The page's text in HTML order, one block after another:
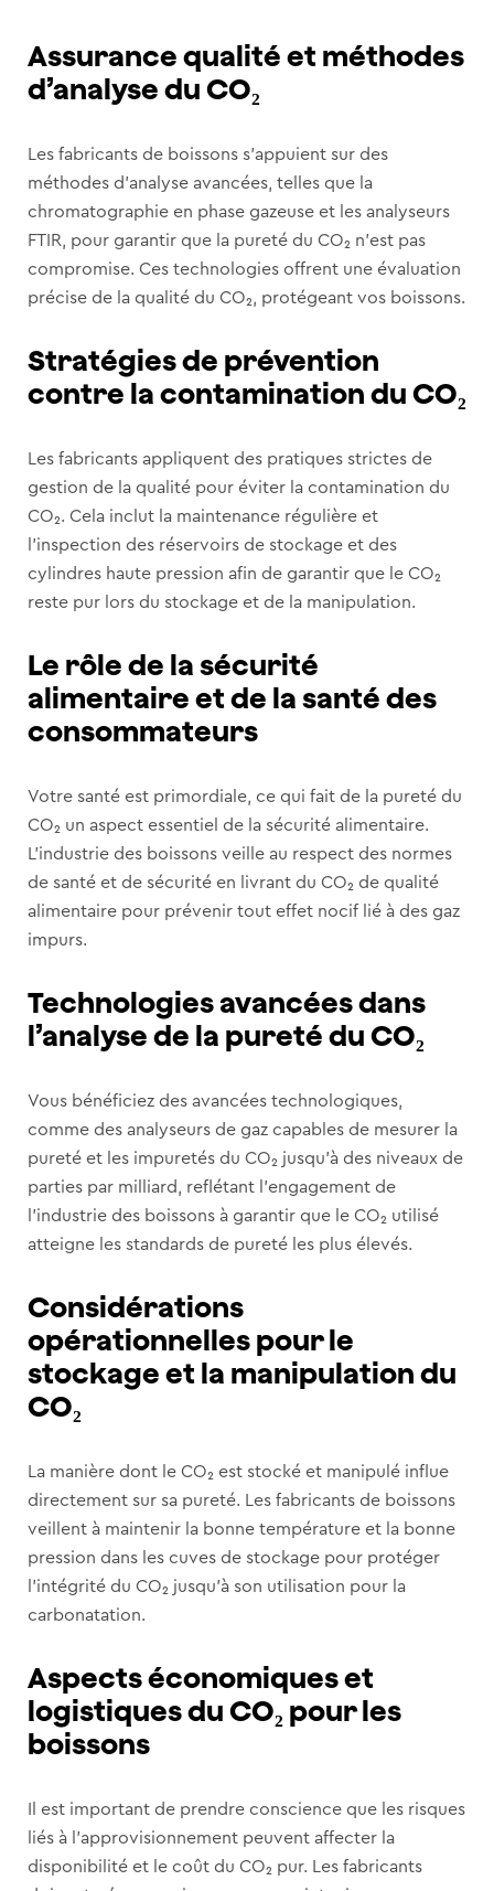
Assurance qualité et méthodes
d’analyse du CO₂
Les fabricants de boissons s’appuient sur des
méthodes d’analyse avancées, telles que la
chromatographie en phase gazeuse et les analyseurs
FTIR, pour garantir que la pureté du CO₂ n’est pas
compromise. Ces technologies offrent une évaluation
précise de la qualité du CO₂, protégeant vos boissons.
Stratégies de prévention
contre la contamination du CO₂
Les fabricants appliquent des pratiques strictes de
gestion de la qualité pour éviter la contamination du
CO₂. Cela inclut la maintenance régulière et
l’inspection des réservoirs de stockage et des
cylindres haute pression afin de garantir que le CO₂
reste pur lors du stockage et de la manipulation.
Le rôle de la sécurité
alimentaire et de la santé des
consommateurs
Votre santé est primordiale, ce qui fait de la pureté du
CO₂ un aspect essentiel de la sécurité alimentaire.
L’industrie des boissons veille au respect des normes
de santé et de sécurité en livrant du CO₂ de qualité
alimentaire pour prévenir tout effet nocif lié à des gaz
impurs.
Technologies avancées dans
l’analyse de la pureté du CO₂
Vous bénéficiez des avancées technologiques,
comme des analyseurs de gaz capables de mesurer la
pureté et les impuretés du CO₂ jusqu’à des niveaux de
parties par milliard, reflétant l’engagement de
l’industrie des boissons à garantir que le CO₂ utilisé
atteigne les standards de pureté les plus élevés.
Considérations
opérationnelles pour le
stockage et la manipulation du
CO₂
La manière dont le CO₂ est stocké et manipulé influe
directement sur sa pureté. Les fabricants de boissons
veillent à maintenir la bonne température et la bonne
pression dans les cuves de stockage pour protéger
l’intégrité du CO₂ jusqu’à son utilisation pour la
carbonatation.
Aspects économiques et
logistiques du CO₂ pour les
boissons
Il est important de prendre conscience que les risques
liés à l’approvisionnement peuvent affecter la
disponibilité et le coût du CO₂ pur. Les fabricants